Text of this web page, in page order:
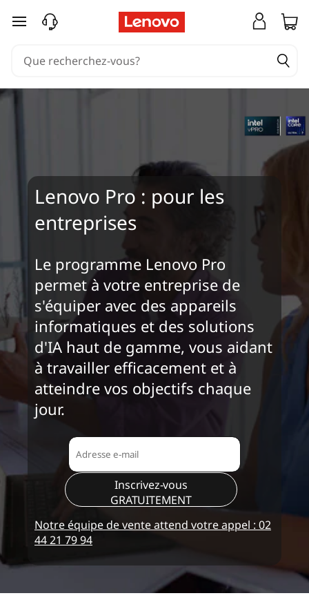
passer au contenu principal
Lenovo Pro : pour les
entreprises
Le programme Lenovo Pro
permet à votre entreprise de
s'équiper avec des appareils
informatiques et des solutions
d'IA haut de gamme, vous aidant
à travailler efficacement et à
atteindre vos objectifs chaque
jour.
Inscrivez-vous
GRATUITEMENT
Notre équipe de vente attend votre appel : 02
44 21 79 94